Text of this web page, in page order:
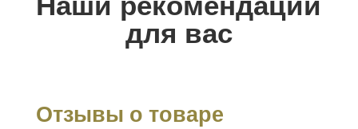
для вас
Отзывы о товаре